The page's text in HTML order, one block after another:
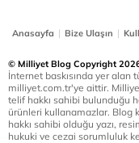
Anasayfa | Bize Ulaşın |
© Milliyet Blog Copyright
İnternet baskısında yer alan
milliyet.com.tr'ye aittir.
telif hakkı sahibi bulunduğu
ürünleri kullanamazlar. Blog
hakkı sahibi olduğu yazı,
hukuki ve cezai sorumluluk